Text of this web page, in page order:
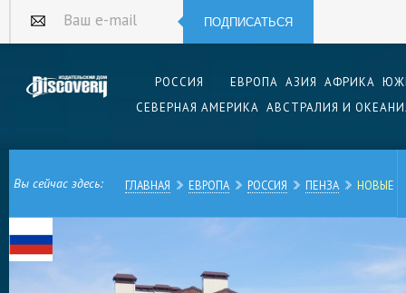
Ваш e-mail ПОДПИСАТЬСЯ
РОССИЯ ЕВРОПА АЗИЯ АФРИКА
СЕВЕРНАЯ АМЕРИКА АВСТРАЛИЯ И
Вы сейчас здесь: ГЛАВНАЯ ЕВРОПА РОССИЯ ПЕНЗА НОВЫЕ